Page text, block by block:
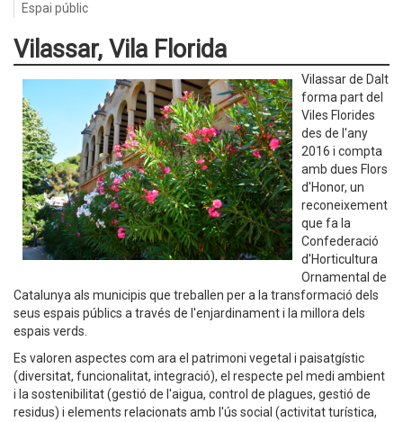
Espai públic
Vilassar, Vila Florida
Vilassar de Dalt
forma part del
Viles Florides
des de l'any
2016 i compta
amb dues Flors
d'Honor, un
reconeixement
que fa la
Confederació
d'Horticultura
Ornamental de
Catalunya als municipis que treballen per a la transformació dels
seus espais públics a través de l'enjardinament i la millora dels
espais verds.
Es valoren aspectes com ara el patrimoni vegetal i paisatgístic
(diversitat, funcionalitat, integració), el respecte pel medi ambient
i la sostenibilitat (gestió de l'aigua, control de plagues, gestió de
residus) i elements relacionats amb l'ús social (activitat turística,